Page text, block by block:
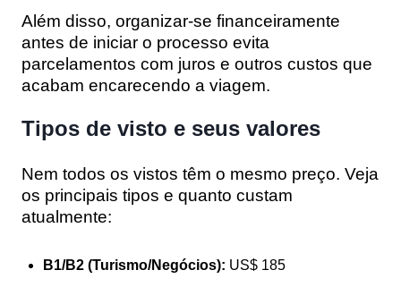
Além disso, organizar-se financeiramente
antes de iniciar o processo evita
parcelamentos com juros e outros custos que
acabam encarecendo a viagem.
Tipos de visto e seus valores
Nem todos os vistos têm o mesmo preço. Veja
os principais tipos e quanto custam
atualmente:
B1/B2 (Turismo/Negócios): US$ 185